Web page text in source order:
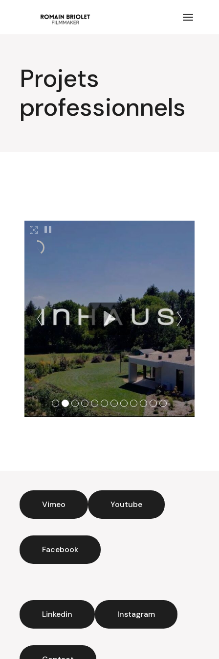
Projets
professionnels
Vimeo Youtube
Facebook
Linkedin Instagram